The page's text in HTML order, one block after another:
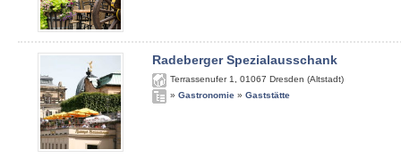
Radeberger Spezialausschank
Terrassenufer 1 01067 Dresden (Altstadt)
» Gastronomie » Gaststätte